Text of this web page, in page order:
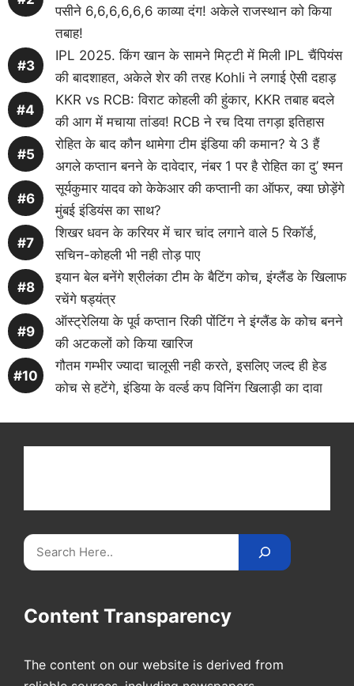
पसीने 6,6,6,6,6,6 काव्या दंग! अकेले राजस्थान को किया
तबाह!
IPL 2025. किंग खान के सामने मिट्टी में मिली IPL चैंपियंस
की बादशाहत, अकेले शेर की तरह Kohli ने लगाई ऐसी दहाड़
KKR vs RCB: विराट कोहली की हुंकार, KKR तबाह बदले
की आग में मचाया तांडव! RCB ने रच दिया तगड़ा इतिहास
रोहित के बाद कौन थामेगा टीम इंडिया की कमान? ये 3 हैं
अगले कप्तान बनने के दावेदार, नंबर 1 पर है रोहित का दु’ श्मन
सूर्यकुमार यादव को केकेआर की कप्तानी का ऑफर, क्या छोड़ेंगे
मुंबई इंडियंस का साथ?
शिखर धवन के करियर में चार चांद लगाने वाले 5 रिकॉर्ड,
सचिन-कोहली भी नही तोड़ पाए
इयान बेल बनेंगे श्रीलंका टीम के बैटिंग कोच, इंग्लैंड के खिलाफ
रचेंगे षड्यंत्र
ऑस्ट्रेलिया के पूर्व कप्तान रिकी पोंटिंग ने इंग्लैंड के कोच बनने
की अटकलों को किया खारिज
गौतम गम्भीर ज्यादा चालूसी नही करते, इसलिए जल्द ही हेड
कोच से हटेंगे, इंडिया के वर्ल्ड कप विनिंग खिलाड़ी का दावा
Search
Content Transparency
The content on our website is derived from